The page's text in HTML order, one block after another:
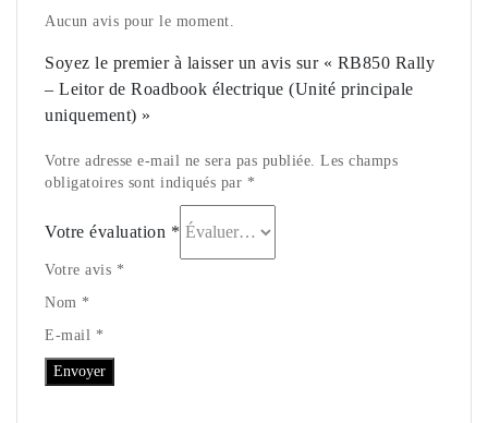
Aucun avis pour le moment.
Soyez le premier à laisser un avis sur « RB850 Rally
– Leitor de Roadbook électrique (Unité principale
uniquement) »
Votre adresse e-mail ne sera pas publiée. Les champs
obligatoires sont indiqués par *
Votre évaluation *
Votre avis *
Nom *
E-mail *